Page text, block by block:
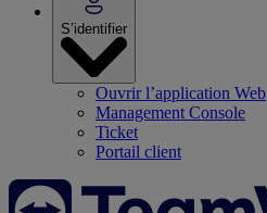
S’identifier
Ouvrir l’application Web
Management Console
Ticket
Portail client